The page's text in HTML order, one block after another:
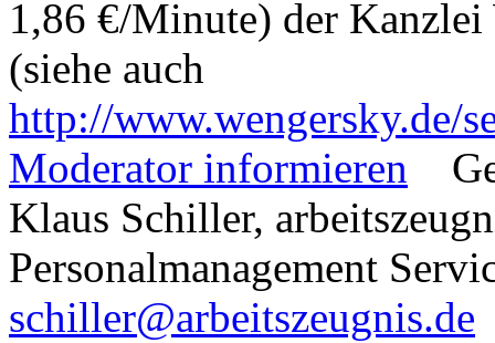
1,86 €/Minute) der Kanzlei
(siehe auch
http://www.wengersky.de/
Moderator informieren
Klaus Schiller,
Personalmanagement
schiller@arbeitszeugnis.de